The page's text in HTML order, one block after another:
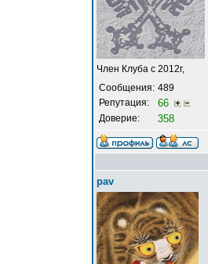
Член Клуба с 2012г,
Сообщения: 489
Репутация:
66
Доверие: 358
pav